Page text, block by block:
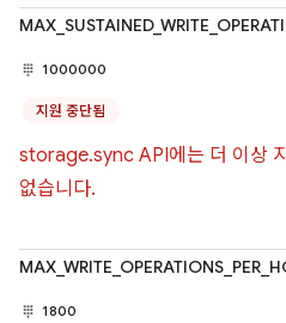
1000000
지원 중단됨
storage.sync API에는 더 이상
없습니다.
1800